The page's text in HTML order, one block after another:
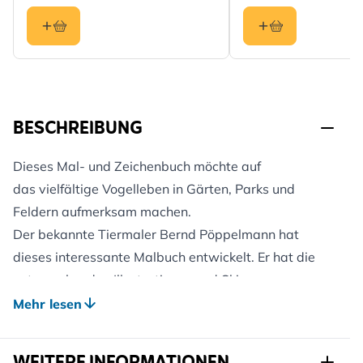
BESCHREIBUNG
Dieses Mal- und Zeichenbuch möchte auf
das vielfältige Vogelleben in Gärten, Parks und
Feldern aufmerksam machen.
Der bekannte Tiermaler Bernd Pöppelmann hat
dieses interessante Malbuch entwickelt. Er hat die
entsprechenden Illustrationen und Skizzen
zusammengestellt und gibt viele hilfreiche
Mehr lesen